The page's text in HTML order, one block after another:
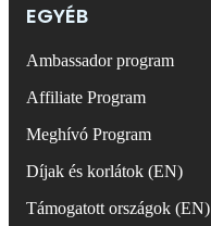
EGYÉB
Ambassador program
Affiliate Program
Meghívó Program
Díjak és korlátok (EN)
Támogatott országok (EN)